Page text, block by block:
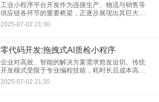
工业小程序平台开发作为连接生产、物流与销售等
供应链各环节的重要桥梁，正逐步展现出其巨大的
商业价值。本文将深入探讨工业小程序平台开发如
何助力供应链协同，实现各环节之间的无缝对接，
2025-07-02 21:30
零代码开发:拖拽式AI质检小程序
企业对高效、智能的解决方案需求愈发迫切。传统
开发模式受限于专业编程技能，耗时长且成本高
昂。然而，“零代码开发”概念的兴起，正悄然改变这
一现状。本文将深度剖析如何通过拖拽式零代码开
2025-07-02 21:35